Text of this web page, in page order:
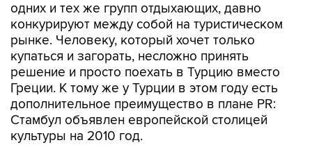
одних и тех же групп отдыхающих, давно
конкурируют между собой на туристическом
рынке. Человеку, который хочет только
купаться и загорать, несложно принять
решение и просто поехать в Турцию вместо
Греции. К тому же у Турции в этом году есть
дополнительное преимущество в плане PR:
Стамбул объявлен европейской столицей
культуры на 2010 год.